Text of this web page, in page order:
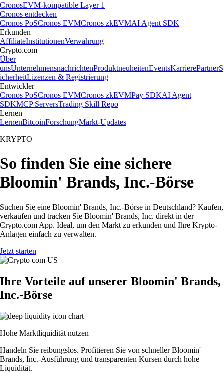
CronosEVM-kompatible Layer 1
Cronos entdecken
Cronos PoSCronos EVMCronos zkEVMAI Agent SDK
Erkunden
AffiliateInstitutionenVerwahrung
Crypto.com
Über
unsUnternehmensnachrichtenProduktneuheitenEventsKarrierePartnerS
icherheitLizenzen & Registrierung
Entwickler
Cronos PoSCronos EVMCronos zkEVMPay SDKAI Agent
SDKMCP ServersTrading Skill Repo
Lernen
LernenBitcoinForschungMarkt-Updates
KRYPTO
So finden Sie eine sichere
Bloomin' Brands, Inc.-Börse
Suchen Sie eine Bloomin' Brands, Inc.-Börse in Deutschland? Kaufen,
verkaufen und tracken Sie Bloomin' Brands, Inc. direkt in der
Crypto.com App. Ideal, um den Markt zu erkunden und Ihre Krypto-
Anlagen einfach zu verwalten.
Jetzt starten
Ihre Vorteile auf unserer Bloomin' Brands,
Inc.-Börse
Hohe Marktliquidität nutzen
Handeln Sie reibungslos. Profitieren Sie von schneller Bloomin'
Brands, Inc.-Ausführung und transparenten Kursen durch hohe
Liquidität.